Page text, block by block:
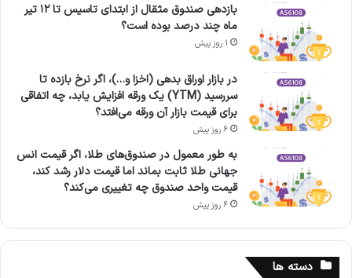
بازدهی صندوق مثقال از ابتدای تاسیس تا ۱۲ تیر
ماه چند درصد بوده است؟
1 روز پیش
در بازار اوراق بدهی (اخزا و…)، اگر نرخ بازده تا
سررسید (YTM) یک ورقه افزایش یابد، چه اتفاقی
برای قیمت بازار آن ورقه می‌افتد؟
6 روز پیش
به طور معمول در صندوق‌های طلا، اگر قیمت انس
جهانی طلا ثابت بماند اما قیمت دلار رشد کند،
قیمت واحد صندوق چه تغییری می‌کند؟
6 روز پیش
دسته ها